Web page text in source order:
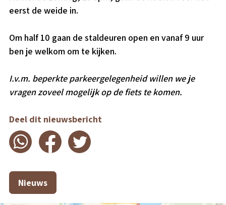
eerst de weide in.
Om half 10 gaan de staldeuren open en vanaf 9 uur
ben je welkom om te kijken.
I.v.m. beperkte parkeergelegenheid willen we je
vragen zoveel mogelijk op de fiets te komen.
Deel dit nieuwsbericht
Nieuws